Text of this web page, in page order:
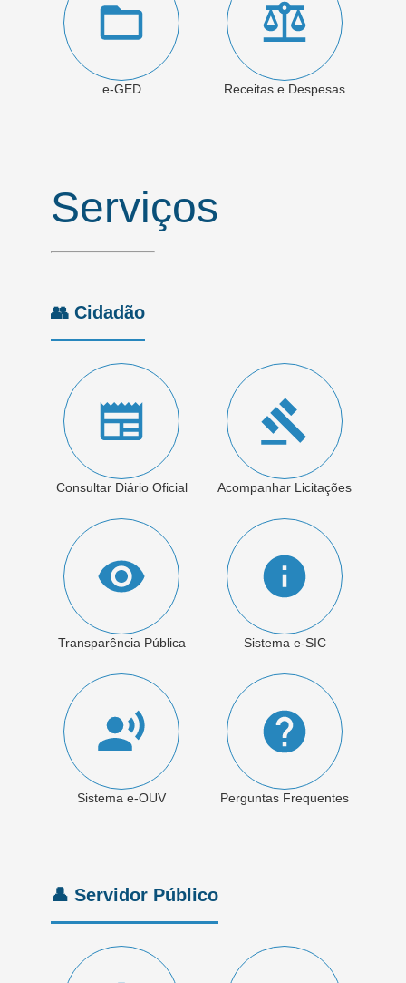
e-GED Receitas e Despesas
Serviços
👥 Cidadão
Consultar Diário Oficial Acompanhar Licitações
Transparência Pública Sistema e-SIC
Sistema e-OUV Perguntas Frequentes
👤 Servidor Público